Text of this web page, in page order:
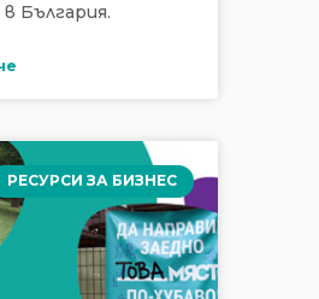
България.
РЕСУРСИ ЗА БИЗНЕС